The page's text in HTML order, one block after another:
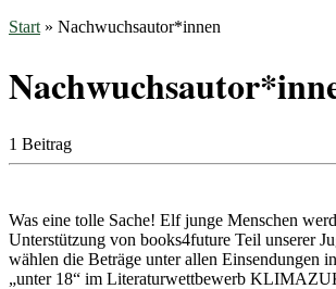
Start » Nachwuchsautor*innen
1 Beitrag
Was eine tolle Sache! Elf junge Menschen
Unterstützung von books4future Teil unserer
wählen die Beträge unter allen Einsendungen
„unter 18“ im Literaturwettbewerb